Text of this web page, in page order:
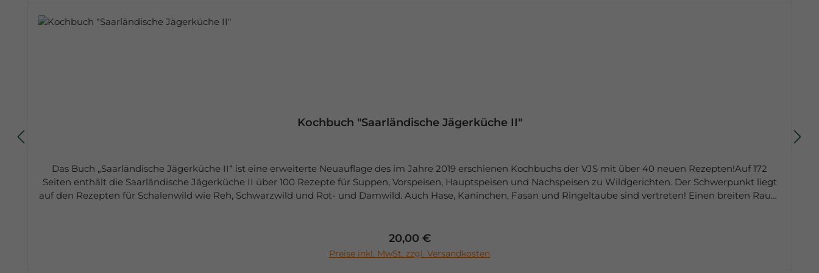
Kochbuch "Saarländische Jägerküche II"
Das Buch „Saarländische Jägerküche II“ ist eine erweiterte Neuauflage des im Jahre 2019 erschienen Kochbuchs der VJS mit über 40 neuen Rezepten!Auf 172
Seiten enthält die Saarländische Jägerküche II über 100 Rezepte für Suppen, Vorspeisen, Hauptspeisen und Nachspeisen zu Wildgerichten. Der Schwerpunkt liegt
auf den Rezepten für Schalenwild wie Reh, Schwarzwild und Rot- und Damwild. Auch Hase, Kaninchen, Fasan und Ringeltaube sind vertreten! Einen breiten Raum
wie Schneebällchen und Gereeschde, Bohnen- und Löwenzahnsalat, aber auch Zwetschgentarte, Muffins und vieles mehr sind in dem neuen Kochbuch enthalten.
Alle Gerichte sind in der heimischen Küche des Autors mit Unterstützung seiner Ehefrau oder während gemeinsamer Kochkurse der Volkshochschule mit der VJS
Regulärer Preis:
20,00 €
Preise inkl. MwSt. zzgl. Versandkosten
In den Warenkorb